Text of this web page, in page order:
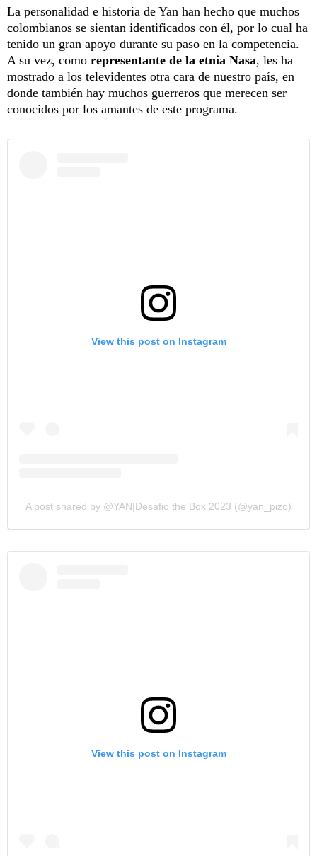
La personalidad e historia de Yan han hecho que muchos
colombianos se sientan identificados con él, por lo cual ha
tenido un gran apoyo durante su paso en la competencia.
A su vez, como representante de la etnia Nasa, les ha
mostrado a los televidentes otra cara de nuestro país, en
donde también hay muchos guerreros que merecen ser
conocidos por los amantes de este programa.
View this post on Instagram
A post shared by @YAN|Desafio the Box 2023 (@yan_pizo)
View this post on Instagram